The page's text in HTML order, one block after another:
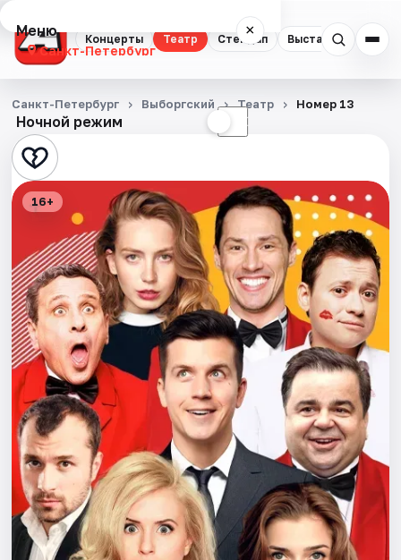
Концерты Театр Стендап Выставки
Меню ×
Санкт-Петербург
Концерты
Театр
Стендап
Выставки
Квесты
Экскурсии
Спорт
События
Города
Площадки
Артисты
Ночной режим ☾
Санкт-Петербург Выборгский Театр Номер 13
16+